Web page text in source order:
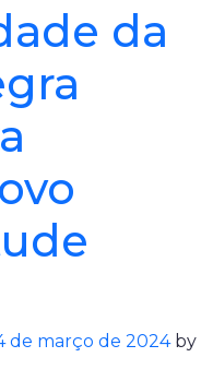
da
de março de 2024by